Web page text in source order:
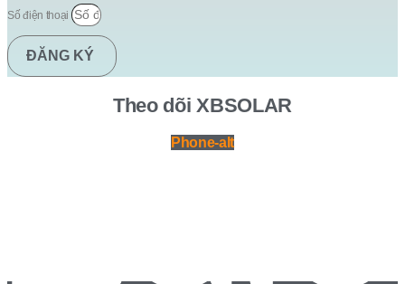
Số điện thoại
ĐĂNG KÝ
Theo dõi XBSOLAR
Phone-alt